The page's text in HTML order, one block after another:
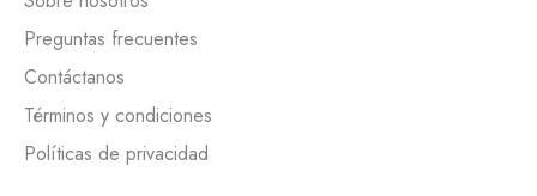
Preguntas frecuentes
Contáctanos
Términos y condiciones
Políticas de privacidad